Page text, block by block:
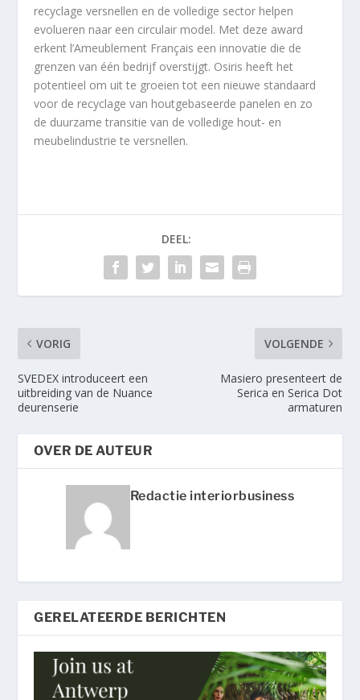
recyclage versnellen en de volledige sector helpen
evolueren naar een circulair model. Met deze award
erkent l’Ameublement Français een innovatie die de
grenzen van één bedrijf overstijgt. Osiris heeft het
potentieel om uit te groeien tot een nieuwe standaard
voor de recyclage van houtgebaseerde panelen en zo
de duurzame transitie van de volledige hout- en
meubelindustrie te versnellen.
DEEL:
VORIG
SVEDEX introduceert een
uitbreiding van de Nuance
deurenserie
VOLGENDE
Masiero presenteert de
Serica en Serica Dot
armaturen
OVER DE AUTEUR
Redactie interiorbusiness
GERELATEERDE BERICHTEN